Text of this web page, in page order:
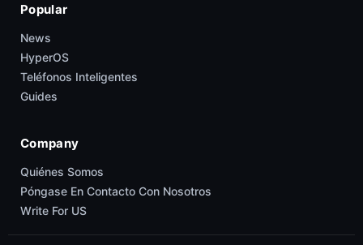
Popular
News
HyperOS
Teléfonos Inteligentes
Guides
Company
Quiénes Somos
Póngase En Contacto Con Nosotros
Write For US